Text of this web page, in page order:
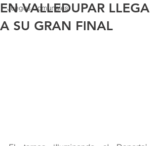
Juegos Comunales
EN VALLEDUPAR LLEGA
A SU GRAN FINAL